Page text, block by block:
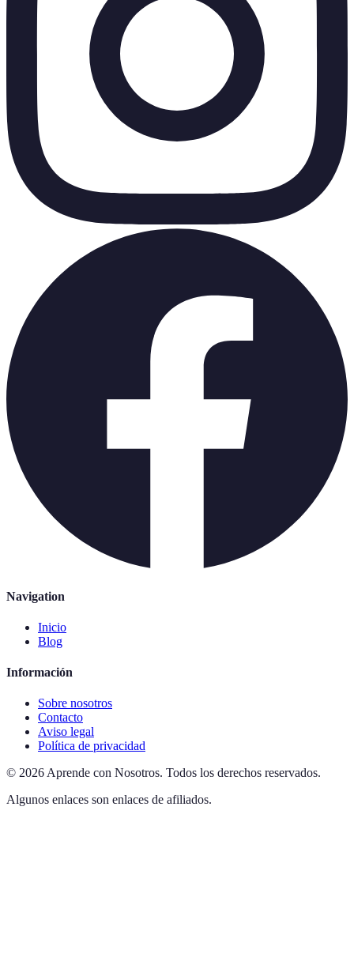
Navigation
Inicio
Blog
Información
Sobre nosotros
Contacto
Aviso legal
Política de privacidad
© 2026 Aprende con Nosotros. Todos los derechos reservados.
Algunos enlaces son enlaces de afiliados.